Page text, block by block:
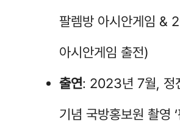
팔렘방 아시안게임 &
아시안게임 출전)
출연: 2023년 7월, 정
기념 국방홍보원 촬영